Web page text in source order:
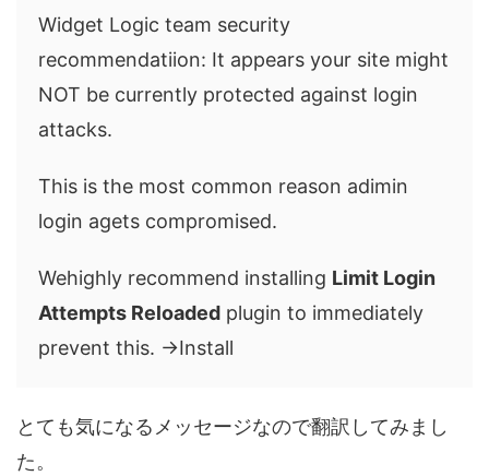
Widget Logic team security
recommendatiion: It appears your site might
NOT be currently protected against login
attacks.
This is the most common reason adimin
login agets compromised.
Wehighly recommend installing Limit Login
Attempts Reloaded plugin to immediately
prevent this. →Install
とても気になるメッセージなので翻訳してみまし
た。